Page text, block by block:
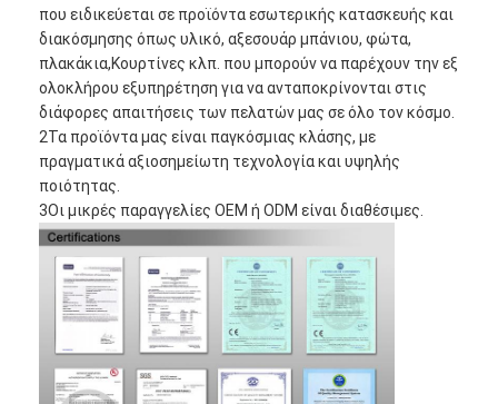
Έλεγχος ποιότητας
Επικοινωνήστε μαζί μας
Ειδήσεις
Υποθέσεις
Mortise κλειδαριά πορτών
Κλειδωτήρας πόρτας από ανοξείδωτο χάλυβα
πόρτα εισόδων handlesets
που ειδικεύεται σε προϊόντα εσωτερικής κατασκευής και
διακόσμησης όπως υλικό, αξεσουάρ μπάνιου, φώτα,
πλακάκια,Κουρτίνες κλπ. που μπορούν να παρέχουν την εξ
ολοκλήρου εξυπηρέτηση για να ανταποκρίνονται στις
διάφορες απαιτήσεις των πελατών μας σε όλο τον κόσμο.
2Τα προϊόντα μας είναι παγκόσμιας κλάσης, με
πραγματικά αξιοσημείωτη τεχνολογία και υψηλής
ποιότητας.
3Οι μικρές παραγγελίες OEM ή ODM είναι διαθέσιμες.